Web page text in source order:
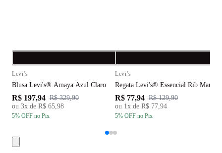
Levi's
Blusa Levi's® Amaya Azul Claro
R$ 197,94 R$ 329,90
ou 3x de R$ 65,98
5% OFF no Pix
Levi's
Regata Levi's® Essencial Rib Marrom
R$ 77,94 R$ 129,90
ou 1x de R$ 77,94
5% OFF no Pix